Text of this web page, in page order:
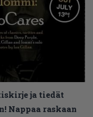
ja tiedät
Nappaa raskaan